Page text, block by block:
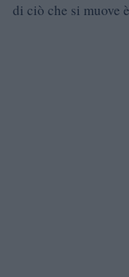
di ciò che si muove